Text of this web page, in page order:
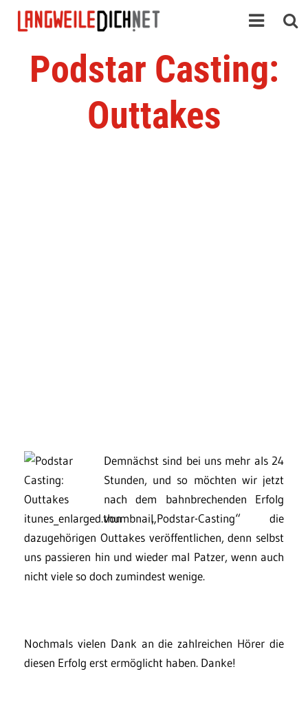
Podstar Casting:
Outtakes
Demnächst sind bei uns mehr als 24
Stunden, und so möchten wir jetzt
nach dem bahnbrechenden Erfolg
von „Podstar-Casting“ die
dazugehörigen Outtakes veröffentlichen, denn selbst
uns passieren hin und wieder mal Patzer, wenn auch
nicht viele so doch zumindest wenige.
Nochmals vielen Dank an die zahlreichen Hörer die
diesen Erfolg erst ermöglicht haben. Danke!